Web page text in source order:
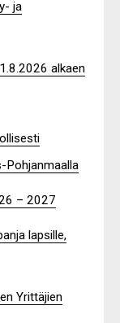
ja
alkaen
Pohjanmaalla
– 2027
lapsille,
Yrittäjien